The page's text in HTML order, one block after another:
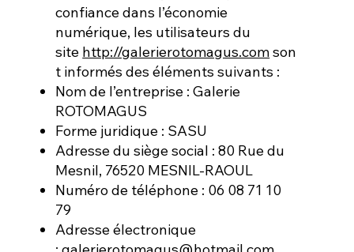
confiance dans l’économie
numérique, les utilisateurs du
site http://galerierotomagus.comson
t informés des éléments suivants :
Nom de l’entreprise : Galerie
ROTOMAGUS
Forme juridique : SASU
Adresse du siège social : 80 Rue du
Mesnil, 76520 MESNIL-RAOUL
Numéro de téléphone : 06 08 71 10
79
Adresse électronique